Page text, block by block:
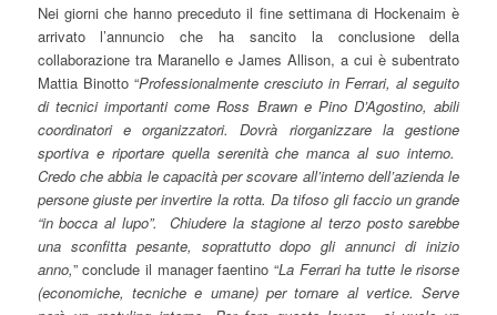
Nei giorni che hanno preceduto il fine settimana di Hockenaim è
arrivato l’annuncio che ha sancito la conclusione della
collaborazione tra Maranello e James Allison, a cui è subentrato
Mattia Binotto “Professionalmente cresciuto in Ferrari, al seguito
di tecnici importanti come Ross Brawn e Pino D’Agostino, abili
coordinatori e organizzatori. Dovrà riorganizzare la gestione
sportiva e riportare quella serenità che manca al suo interno.
Credo che abbia le capacità per scovare all’interno dell’azienda le
persone giuste per invertire la rotta. Da tifoso gli faccio un grande
“in bocca al lupo”. Chiudere la stagione al terzo posto sarebbe
una sconfitta pesante, soprattutto dopo gli annunci di inizio
anno,” conclude il manager faentino “La Ferrari ha tutte le risorse
(economiche, tecniche e umane) per tornare al vertice. Serve